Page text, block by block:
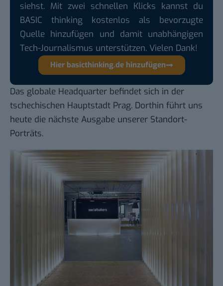
siehst. Mit zwei schnellen Klicks kannst du
BASIC thinking kostenlos als bevorzugte
Quelle hinzufügen und damit unabhängigen
Tech-Journalismus unterstützen. Vielen Dank!
Hier basicthinking.de hinzufügen
Das globale Headquarter befindet sich in der
tschechischen Hauptstadt Prag. Dorthin führt uns
heute die nächste Ausgabe unserer Standort-
Porträts.